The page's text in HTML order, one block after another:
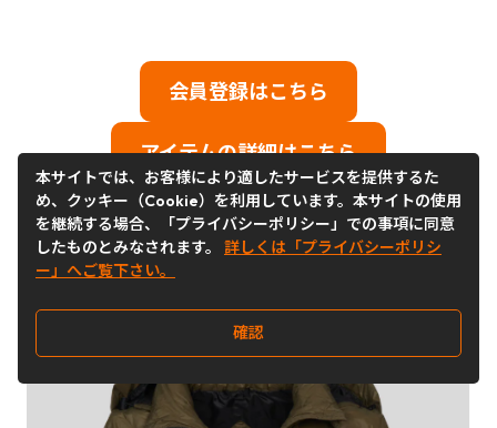
会員登録はこちら
アイテムの詳細はこちら
本サイトでは、お客様により適したサービスを提供するた
め、クッキー（Cookie）を利用しています。本サイトの使用
を継続する場合、「プライバシーポリシー」での事項に同意
したものとみなされます。 詳しくは「プライバシーポリシ
ー」へご覧下さい。
確認